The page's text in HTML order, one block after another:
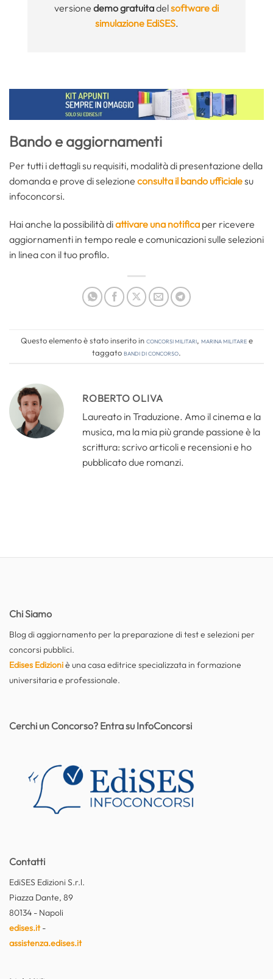
versione demo gratuitadelsoftware di
simulazione EdiSES.
Bando e aggiornamenti
Per tutti i dettagli su requisiti, modalità di presentazione della
domanda e prove di selezione consulta il bando ufficialesu
infoconcorsi.
Hai anche la possibilità diattivare una notifica per ricevere
aggiornamenti in tempo reale e comunicazioni sulle selezioni
in linea con il tuo profilo.
Questo elemento è stato inserito inConcorsi Militari, Marina Militaree
taggatobandi di concorso.
ROBERTO OLIVA
Laureato in Traduzione. Amo il cinema e la
musica, ma la mia più grande passione è la
scrittura: scrivo articoli e recensioni e ho
pubblicato due romanzi.
Chi Siamo
Blog di aggiornamento per la preparazione di test e selezioni per
concorsi pubblici.
Edises Edizioniè una casa editrice specializzata in formazione
universitaria e professionale.
Contatti
EdiSES Edizioni S.r.l.
Piazza Dante, 89
80134 - Napoli
edises.it-
assistenza.edises.it
Cerchi un Concorso? Entra su InfoConcorsi